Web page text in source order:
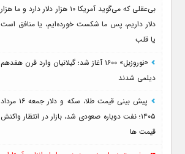
بی‌عقلی که می‌گوید آمریکا ۱۰ هزار دلار دارد و ما هزار
دلار داریم، پس ما شکست خورده‌ایم، یا منافق است
یا قلب
«نوروزبل» ۱۶۰۰ آغاز شد؛ گیلانیان وارد قرن هفدهم
دیلمی شدند
پیش بینی قیمت طلا، سکه و دلار جمعه ۱۶ مرداد
۱۴۰۵؛ نفت دوباره صعودی شد، بازار در انتظار واکنش
قیمت ها